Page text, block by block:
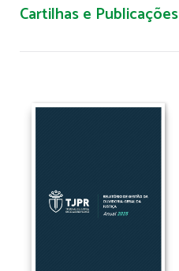
Cartilhas e Publicações